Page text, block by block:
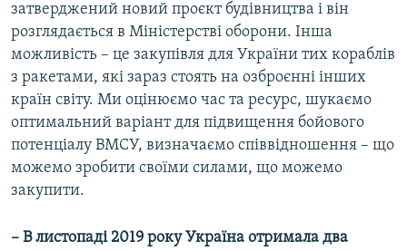
затверджений новий проєкт будівництва і він
розглядається в Міністерстві оборони. Інша
можливість – це закупівля для України тих кораблів
з ракетами, які зараз стоять на озброєнні інших
країн світу. Ми оцінюємо час та ресурс, шукаємо
оптимальний варіант для підвищення бойового
потенціалу ВМСУ, визначаємо співвідношення – що
можемо зробити своїми силами, що можемо
закупити.
– В листопаді 2019 року Україна отримала два